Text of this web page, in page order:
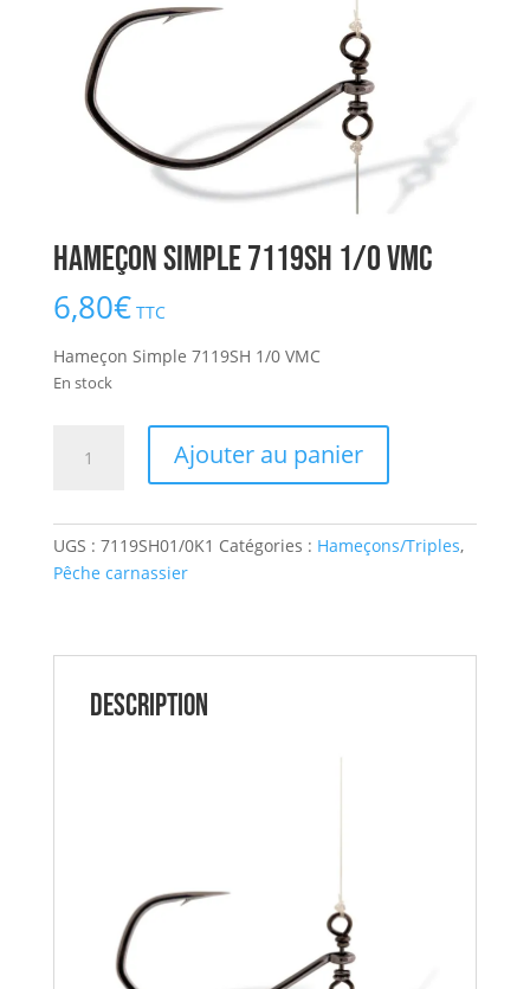
Hameçon Simple 7119SH 1/0 VMC
6,80€ TTC
Hameçon Simple 7119SH 1/0 VMC
En stock
Simple
7119SH
1/0
Ajouter au panier
UGS : 7119SH01/0K1 Catégories : Hameçons/Triples,
Pêche carnassier
Description